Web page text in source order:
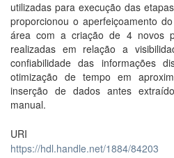
utilizadas para execução das
proporcionou o aperfeiçoamento
área com a criação de 4 novos
realizadas em relação a
confiabilidade das informações
otimização de tempo em
inserção de dados antes
manual.
URI
https://hdl.handle.net/1884/84203